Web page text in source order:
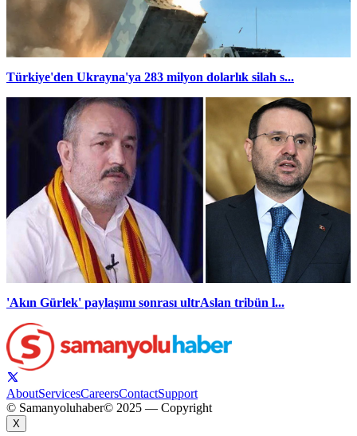
Türkiye'den Ukrayna'ya 283 milyon dolarlık silah s...
'Akın Gürlek' paylaşımı sonrası ultrAslan tribün l...
AboutServicesCareersContactSupport
© Samanyoluhaber© 2025 — Copyright
X